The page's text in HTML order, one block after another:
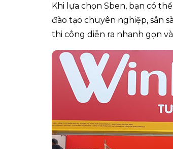
Khi lựa chọn Sben, bạn có
đào tạo chuyên nghiệp, sẵn
thi công diễn ra nhanh gọn